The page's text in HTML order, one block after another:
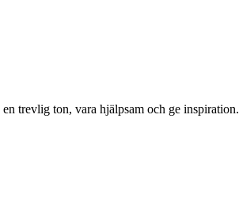
trevlig ton, vara hjälpsam och ge inspiration.